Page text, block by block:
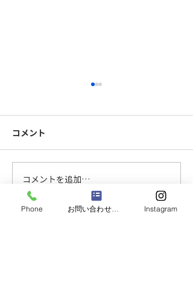
柱を大組中です
コメント
コメントを追加…
Phone お問い合わせフォーム Instagram